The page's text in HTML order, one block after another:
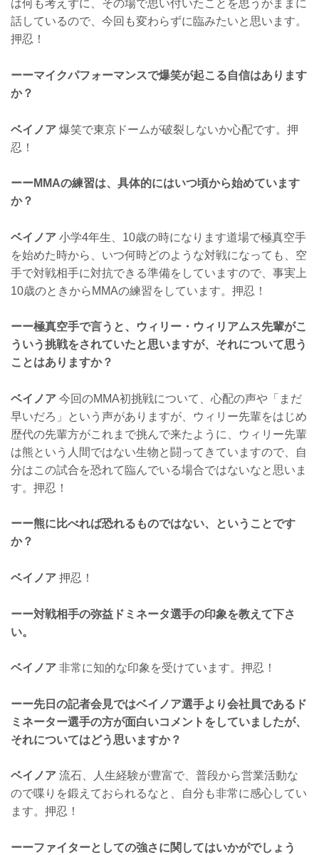
は何も考えずに、その場で思い付いたことを思うがままに
話しているので、今回も変わらずに臨みたいと思います。
押忍！
ーーマイクパフォーマンスで爆笑が起こる自信はあります
か？
ベイノア 爆笑で東京ドームが破裂しないか心配です。押
忍！
ーーMMAの練習は、具体的にはいつ頃から始めています
か？
ベイノア 小学4年生、10歳の時になります道場で極真空手
を始めた時から、いつ何時どのような対戦になっても、空
手で対戦相手に対抗できる準備をしていますので、事実上
10歳のときからMMAの練習をしています。押忍！
ーー極真空手で言うと、ウィリー・ウィリアムス先輩がこ
ういう挑戦をされていたと思いますが、それについて思う
ことはありますか？
ベイノア 今回のMMA初挑戦について、心配の声や「まだ
早いだろ」という声がありますが、ウィリー先輩をはじめ
歴代の先輩方がこれまで挑んで来たように、ウィリー先輩
は熊という人間ではない生物と闘ってきていますので、自
分はこの試合を恐れて臨んでいる場合ではないなと思いま
す。押忍！
ーー熊に比べれば恐れるものではない、ということです
か？
ベイノア 押忍！
ーー対戦相手の弥益ドミネータ選手の印象を教えて下さ
い。
ベイノア 非常に知的な印象を受けています。押忍！
ーー先日の記者会見ではベイノア選手より会社員であるド
ミネーター選手の方が面白いコメントをしていましたが、
それについてはどう思いますか？
ベイノア 流石、人生経験が豊富で、普段から営業活動な
ので喋りを鍛えておられるなと、自分も非常に感心してい
ます。押忍！
ーーファイターとしての強さに関してはいかがでしょう